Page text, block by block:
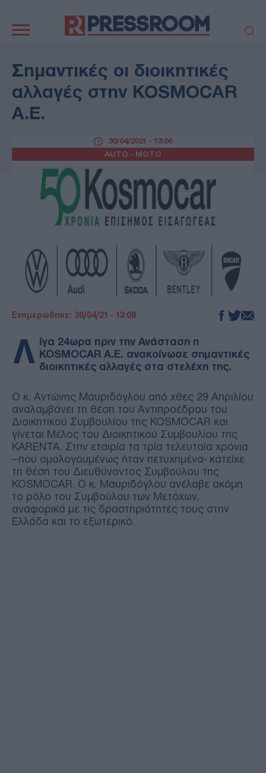
πλοήγηση
ΠΟΛΙΤΙΚΗ
ΤΟΥΡΚΙΑ
ΟΙΚΟΝΟΜΙΑ
ΕΚΚΛΗΣΙΑ
ΑΜΥΝΑ
ΔΙΕΘΝΗ
ΑΥΤΟΔΙΟΙΚΗΣΗ
AUTO - MOTO
ΤΕΧΝΟΛΟΓΙΑ
ΖΩΔΙΑ
ΑΡΘΡΟΓΡΑΦΙΑ
Σημαντικές οι διοικητικές
αλλαγές στην KOSMOCAR
A.E.
AUTO - MOTO
30/04/2021 - 13:06
Ενημερώθηκε: 30/04/21 - 13:08
Λ ίγα 24ωρα πριν την Ανάσταση η
KOSMOCAR A.E. ανακοίνωσε σημαντικές
διοικητικές αλλαγές στα στελέχη της.
Ο κ. Αντώνης Μαυριδόγλου από χθες 29 Απριλίου
αναλαμβάνει τη θέση του Αντιπροέδρου του
Διοικητικού Συμβουλίου της KOSMOCAR και
γίνεται Μέλος του Διοικητικού Συμβουλίου της
KARENTA. Στην εταιρία τα τρία τελευταία χρόνια
–που ομολογουμένως ήταν πετυχημένα- κατείχε
τη θέση του Διευθύνοντος Συμβούλου της
KOSMOCAR. Ο κ. Μαυριδόγλου ανέλαβε ακόμη
το ρόλο του Συμβούλου των Μετόχων,
αναφορικά με τις δραστηριότητές τους στην
Ελλάδα και το εξωτερικό.